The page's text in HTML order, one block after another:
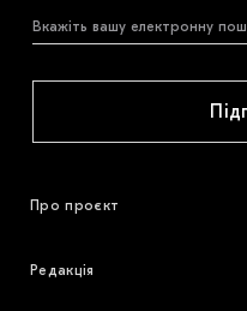
Про проєкт
Редакція